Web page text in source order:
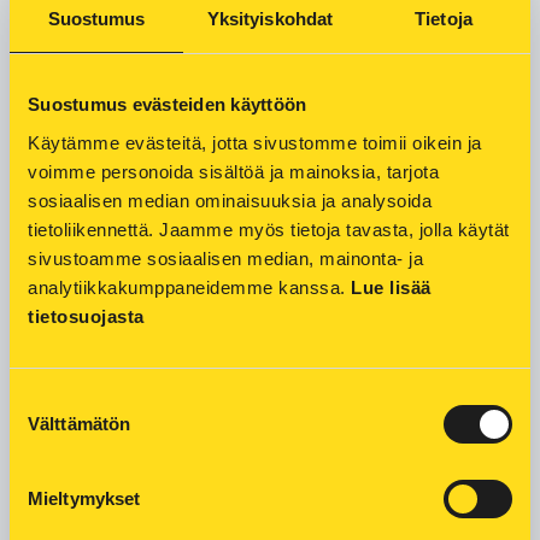
Suostumus Yksityiskohdat Tietoja
Suostumus evästeiden käyttöön
Käytämme evästeitä, jotta sivustomme toimii oikein ja
voimme personoida sisältöä ja mainoksia, tarjota
sosiaalisen median ominaisuuksia ja analysoida
tietoliikennettä. Jaamme myös tietoja tavasta, jolla käytät
sivustoamme sosiaalisen median, mainonta- ja
analytiikkakumppaneidemme kanssa. Lue lisää
tietosuojasta
valinta
Välttämätön
Mieltymykset
Kesälomakausi tarkoittaa monille pidempiä poissaoloja
kotoa. Kaukolämpökodista voi lähteä lomalle huolettomin
Lisäksi Kuopion Energian kulutusseuranta tuo lisäturvaa
Lue lisää